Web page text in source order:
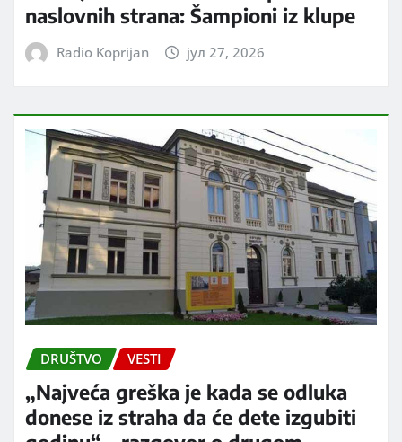
naslovnih strana: Šampioni iz klupe
Radio Koprijan јул 27, 2026
DRUŠTVO VESTI
„Najveća greška je kada se odluka
donese iz straha da će dete izgubiti